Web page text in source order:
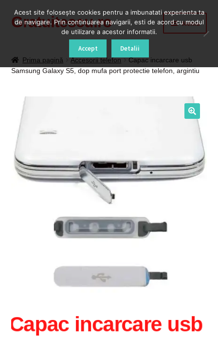
Sari
Sari
Gratuitescu.ro Meniu
Blog
Cod Deblocare Radio, Decodare Casetofon Auto
Contact
Contul meu
Coș
Intrebari si raspunsuri
Privacy Policy
Prima pagină Accesorii telefon
Capac incarcare usb
Samsung Galaxy S5, dop mufa port protectie telefon, argintiu
Capac incarcare usb
Acest site foloseşte cookies pentru a imbunatati experienta ta
de navigare. Prin continuarea navigarii, esti de acord cu modul
de utilizare a acestor informatii.
Accept Detalii